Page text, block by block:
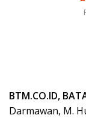
BTM.CO.ID,
Darmawan, M.